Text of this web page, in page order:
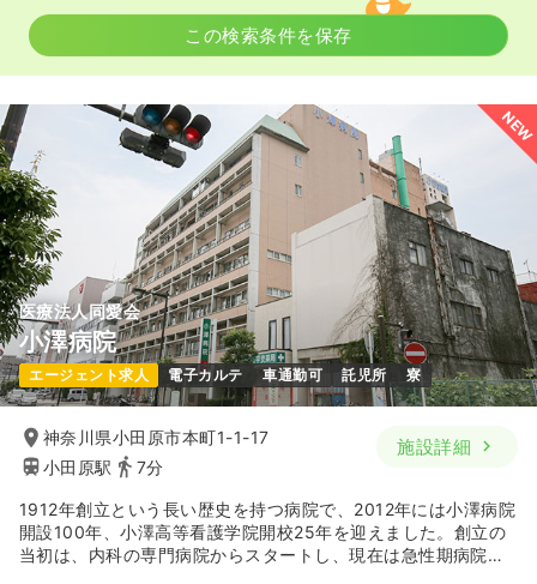
この検索条件を保存
NEW
医療法人同愛会
小澤病院
エージェント求人 電子カルテ 車通勤可 託児所 寮
神奈川県小田原市本町1-1-17
小田原駅
7分
施設詳細
1912年創立という長い歴史を持つ病院で、2012年には小澤病院
開設100年、小澤高等看護学院開校25年を迎えました。創立の
当初は、内科の専門病院からスタートし、現在は急性期病院と